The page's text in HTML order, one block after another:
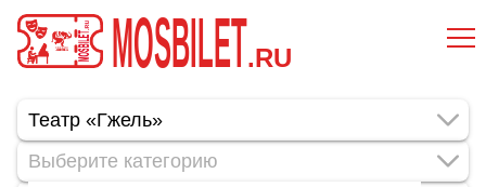
MOSBILET.RU
Выберите категорию